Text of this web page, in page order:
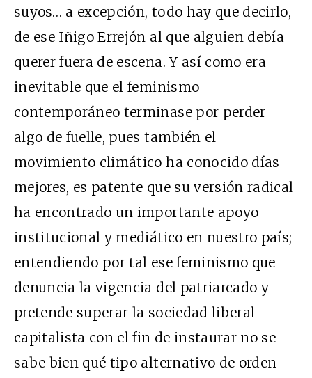
suyos… a excepción, todo hay que decirlo,
de ese Iñigo Errejón al que alguien debía
querer fuera de escena. Y así como era
inevitable que el feminismo
contemporáneo terminase por perder
algo de fuelle, pues también el
movimiento climático ha conocido días
mejores, es patente que su versión radical
ha encontrado un importante apoyo
institucional y mediático en nuestro país;
entendiendo por tal ese feminismo que
denuncia la vigencia del patriarcado y
pretende superar la sociedad liberal-
capitalista con el fin de instaurar no se
sabe bien qué tipo alternativo de orden